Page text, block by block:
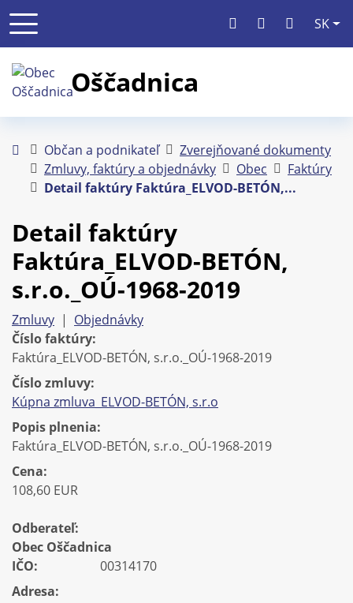
+421 41 707 94 60
SK
Oščadnica
Úvodná stránka
Občan a podnikateľ
Zverejňované dokumenty
Zmluvy, faktúry a objednávky
Obec
Faktúry
Detail faktúry Faktúra_ELVOD-BETÓN,...
Detail faktúry
Faktúra_ELVOD-BETÓN,
s.r.o._OÚ-1968-2019
Zmluvy | Objednávky
Číslo faktúry:
Faktúra_ELVOD-BETÓN, s.r.o._OÚ-1968-2019
Číslo zmluvy:
Kúpna zmluva_ELVOD-BETÓN, s.r.o
Popis plnenia:
Faktúra_ELVOD-BETÓN, s.r.o._OÚ-1968-2019
Cena:
108,60 EUR
Odberateľ:
Obec Oščadnica
IČO:
00314170
Adresa: